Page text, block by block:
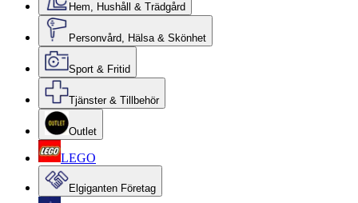
Hem, Hushåll & Trädgård
Personvård, Hälsa & Skönhet
Sport & Fritid
Tjänster & Tillbehör
Outlet
LEGO
Elgiganten Företag